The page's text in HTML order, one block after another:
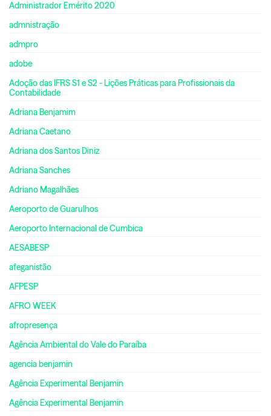
Administrador Emérito 2020
admnistração
admpro
adobe
Adoção das IFRS S1 e S2 - Lições Práticas para Profissionais da
Contabilidade
Adriana Benjamim
Adriana Caetano
Adriana dos Santos Diniz
Adriana Sanches
Adriano Magalhães
Aeroporto de Guarulhos
Aeroporto Internacional de Cumbica
AESABESP
afeganistão
AFPESP
AFRO WEEK
afropresença
Agência Ambiental do Vale do Paraíba
agencia benjamin
Agência Experimental Benjamin
Agência Experimental Benjamin